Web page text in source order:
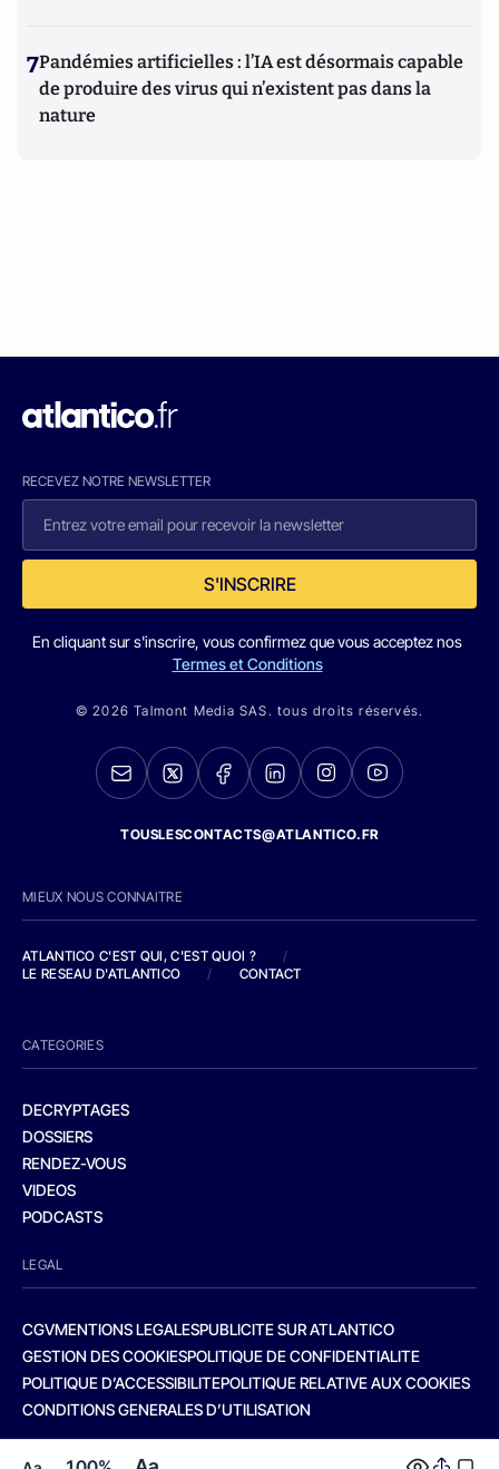
7Pandémies artificielles : l’IA est désormais capable
de produire des virus qui n’existent pas dans la
nature
RECEVEZ NOTRE NEWSLETTER
S'INSCRIRE
En cliquant sur s'inscrire, vous confirmez que vous acceptez nos
Termes et Conditions
© 2026 Talmont Media SAS. tous droits réservés.
TOUSLESCONTACTS@ATLANTICO.FR
MIEUX NOUS CONNAITRE
ATLANTICO C'EST QUI, C'EST QUOI ?
/
LE RESEAU D'ATLANTICO
/ CONTACT
CATEGORIES
DECRYPTAGES
DOSSIERS
RENDEZ-VOUS
VIDEOS
PODCASTS
LEGAL
CGVMENTIONS LEGALESPUBLICITE SUR ATLANTICO
GESTION DES COOKIESPOLITIQUE DE CONFIDENTIALITE
POLITIQUE D’ACCESSIBILITEPOLITIQUE RELATIVE AUX COOKIES
CONDITIONS GENERALES D’UTILISATION